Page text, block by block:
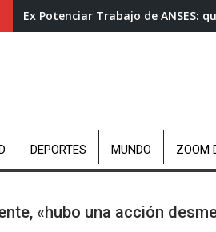
Ex Potenciar Trabajo de ANSES:
DEPORTES MUNDO ZOOM
«hubo una acción